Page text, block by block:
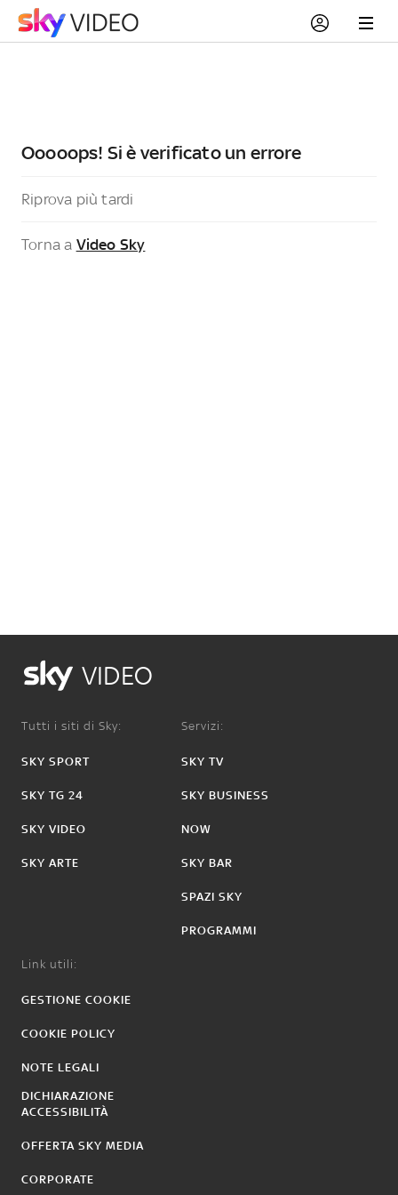
Ooooops! Si è verificato un errore
Riprova più tardi
Torna a Video Sky
VIDEO
Tutti i siti di Sky:
SKY SPORT
SKY TG 24
SKY VIDEO
SKY ARTE
Servizi:
SKY TV
SKY BUSINESS
NOW
SKY BAR
SPAZI SKY
PROGRAMMI
Link utili:
GESTIONE COOKIE
COOKIE POLICY
NOTE LEGALI
DICHIARAZIONE
ACCESSIBILITÀ
OFFERTA SKY MEDIA
CORPORATE